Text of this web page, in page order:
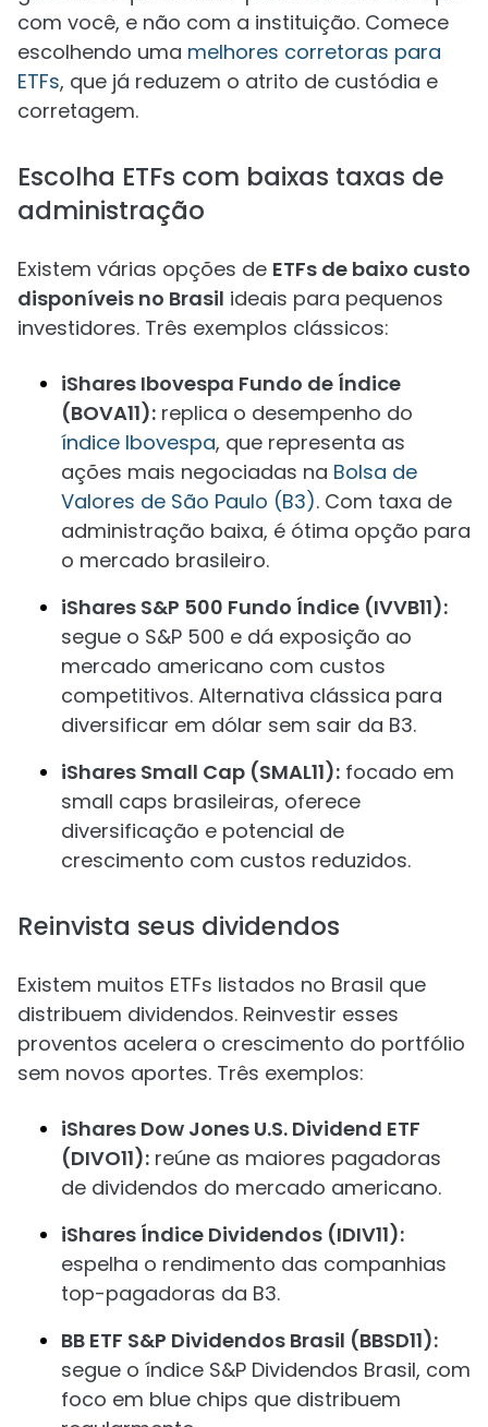
com você, e não com a instituição. Comece
escolhendo uma melhores corretoras para
ETFs, que já reduzem o atrito de custódia e
corretagem.
Escolha ETFs com baixas taxas de
administração
Existem várias opções de ETFs de baixo custo
disponíveis no Brasil ideais para pequenos
investidores. Três exemplos clássicos:
iShares Ibovespa Fundo de Índice
(BOVA11): replica o desempenho do
índice Ibovespa, que representa as
ações mais negociadas na Bolsa de
Valores de São Paulo (B3). Com taxa de
administração baixa, é ótima opção para
o mercado brasileiro.
iShares S&P 500 Fundo Índice (IVVB11):
segue o S&P 500 e dá exposição ao
mercado americano com custos
competitivos. Alternativa clássica para
diversificar em dólar sem sair da B3.
iShares Small Cap (SMAL11): focado em
small caps brasileiras, oferece
diversificação e potencial de
crescimento com custos reduzidos.
Reinvista seus dividendos
Existem muitos ETFs listados no Brasil que
distribuem dividendos. Reinvestir esses
proventos acelera o crescimento do portfólio
sem novos aportes. Três exemplos:
iShares Dow Jones U.S. Dividend ETF
(DIVO11): reúne as maiores pagadoras
de dividendos do mercado americano.
iShares Índice Dividendos (IDIV11):
espelha o rendimento das companhias
top-pagadoras da B3.
BB ETF S&P Dividendos Brasil (BBSD11):
segue o índice S&P Dividendos Brasil, com
foco em blue chips que distribuem